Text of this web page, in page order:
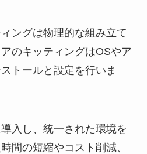
ングは物理的な組み立て
のキッティングはOSやア
トールと設定を行いま
入し、統一された環境を
間の短縮やコスト削減、